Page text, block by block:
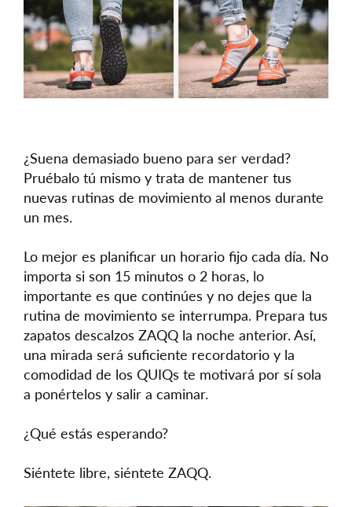
¿Suena demasiado bueno para ser verdad?
Pruébalo tú mismo y trata de mantener tus
nuevas rutinas de movimiento al menos durante
un mes.
Lo mejor es planificar un horario fijo cada día. No
importa si son 15 minutos o 2 horas, lo
importante es que continúes y no dejes que la
rutina de movimiento se interrumpa. Prepara tus
zapatos descalzos ZAQQ la noche anterior. Así,
una mirada será suficiente recordatorio y la
comodidad de los QUIQs te motivará por sí sola
a ponértelos y salir a caminar.
¿Qué estás esperando?
Siéntete libre, siéntete ZAQQ.